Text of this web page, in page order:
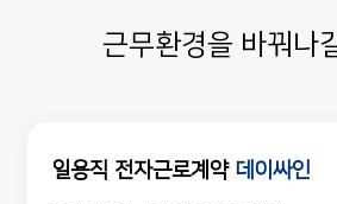
근무환경을 바꿔나
일용직 전자근로계약 데이싸인